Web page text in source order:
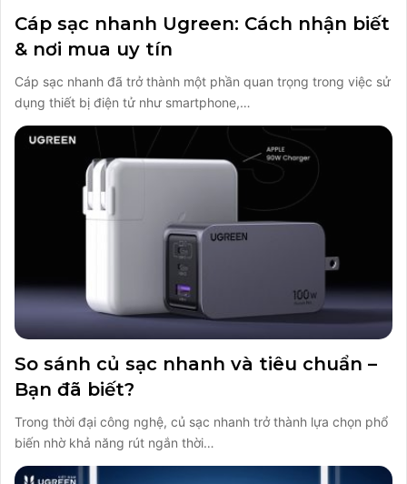
Cáp sạc nhanh Ugreen: Cách nhận biết
& nơi mua uy tín
Cáp sạc nhanh đã trở thành một phần quan trọng trong việc sử
dụng thiết bị điện tử như smartphone,…
So sánh củ sạc nhanh và tiêu chuẩn –
Bạn đã biết?
Trong thời đại công nghệ, củ sạc nhanh trở thành lựa chọn phổ
biến nhờ khả năng rút ngắn thời…